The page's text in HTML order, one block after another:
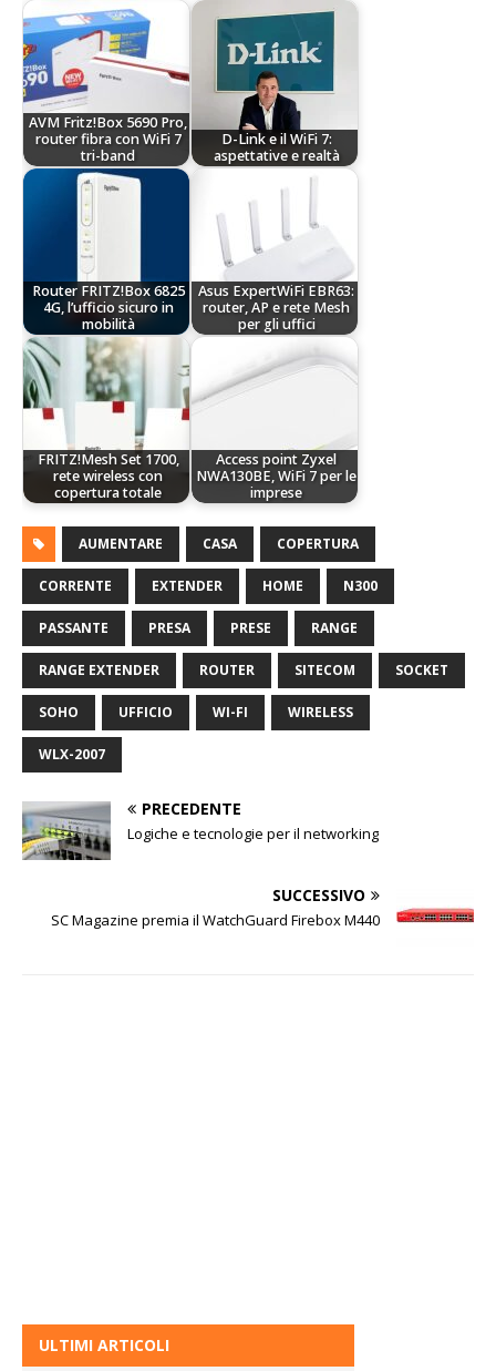
AVM Fritz!Box 5690 Pro,
router fibra con WiFi 7
tri-band
D-Link e il WiFi 7:
aspettative e realtà
Router FRITZ!Box 6825
4G, l’ufficio sicuro in
mobilità
Asus ExpertWiFi EBR63:
router, AP e rete Mesh
per gli uffici
FRITZ!Mesh Set 1700,
rete wireless con
copertura totale
Access point Zyxel
NWA130BE, WiFi 7 per le
imprese
AUMENTARE CASA COPERTURA
CORRENTE EXTENDER HOME N300
PASSANTE PRESA PRESE RANGE
RANGE EXTENDER ROUTER SITECOM SOCKET
SOHO UFFICIO WI-FI WIRELESS
WLX-2007
PRECEDENTE
Logiche e tecnologie per il networking
SUCCESSIVO
SC Magazine premia il WatchGuard Firebox M440
ULTIMI ARTICOLI